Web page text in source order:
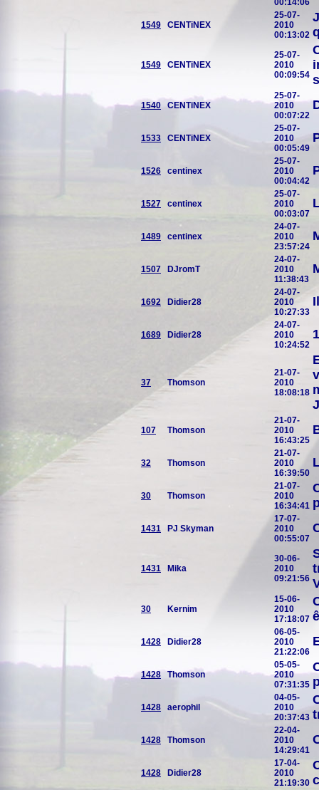
00:14:06
1549 CENTiNEX
25-07-
2010
00:13:02
1549 CENTiNEX
25-07-
2010
00:09:54
1540 CENTiNEX
25-07-
2010
00:07:22
1533 CENTiNEX
25-07-
2010
00:05:49
1526 centinex
25-07-
2010
00:04:42
1527 centinex
25-07-
2010
00:03:07
1489 centinex
24-07-
2010
23:57:24
1507 DJromT
24-07-
2010
11:38:43
1692 Didier28
24-07-
2010
10:27:33
1689 Didier28
24-07-
2010
10:24:52
37 Thomson
21-07-
2010
18:08:18
107 Thomson
21-07-
2010
16:43:25
32 Thomson
21-07-
2010
16:39:50
30 Thomson
21-07-
2010
16:34:41
1431 PJ Skyman
17-07-
2010
00:55:07
1431 Mika
30-06-
2010
09:21:56
30 Kernim
15-06-
2010
17:18:07
1428 Didier28
06-05-
2010
21:22:06
1428 Thomson
05-05-
2010
07:31:35
1428 aerophil
04-05-
2010
20:37:43
1428 Thomson
22-04-
2010
14:29:41
1428 Didier28
17-04-
2010
21:19:30